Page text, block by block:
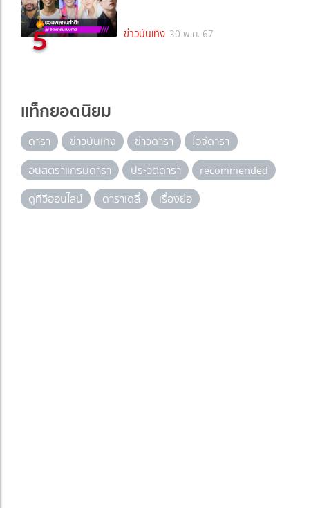
5 ข่าวบันเทิง 30 พ.ค. 67
แท็กยอดนิยม
ดารา ข่าวบันเทิง ข่าวดารา
ไอจีดารา
อินสตราแกรมดารา
ประวัติดารา
recommended
ดูทีวีออนไลน์
ดาราเดลี่ เรื่องย่อ